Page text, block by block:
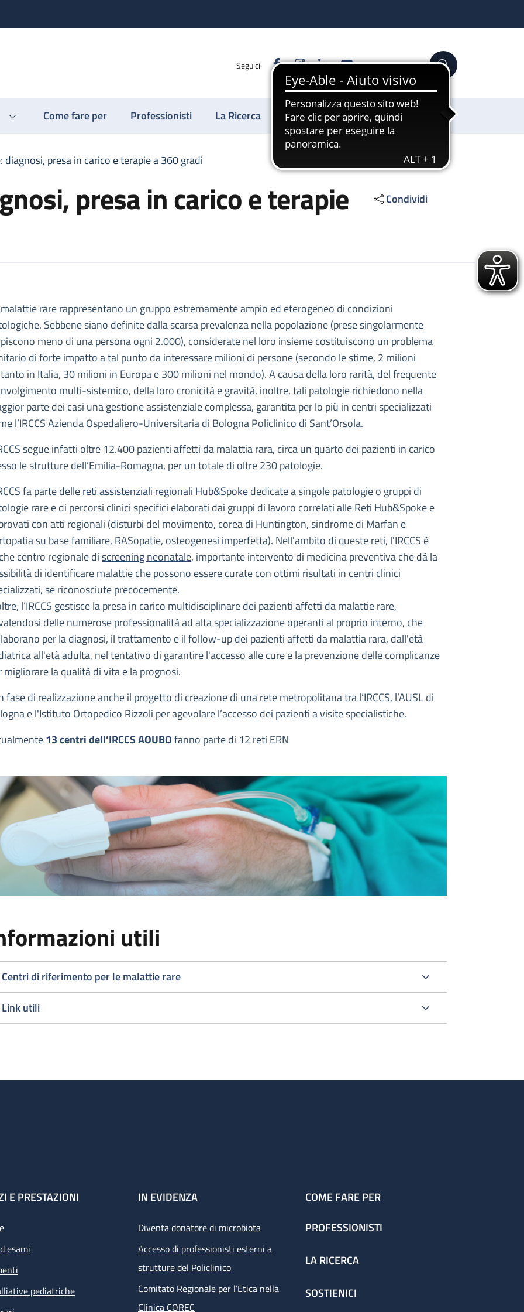
Seguici FacebookInstagram
LinkedinYouTube Cerca
Come fare per Professionisti La Ricerca Sostienici
diagnosi, presa in carico e terapie a 360 gradi
presa in carico e terapie Condividi
in carico e terapie a 360 gradi
presa in carico e terapie a 360 gradi
rare rappresentano un gruppo estremamente ampio ed eterogeneo di condizioni
Sebbene siano definite dalla scarsa prevalenza nella popolazione (prese singolarmente
meno di una persona ogni 2.000), considerate nel loro insieme costituiscono un problema
di forte impatto a tal punto da interessare milioni di persone (secondo le stime, 2 milioni
in Italia, 30 milioni in Europa e 300 milioni nel mondo). A causa della loro rarità, del frequente
multi-sistemico, della loro cronicità e gravità, inoltre, tali patologie richiedono nella
parte dei casi una gestione assistenziale complessa, garantita per lo più in centri specializzati
l’IRCCS Azienda Ospedaliero-Universitaria di Bologna Policlinico di Sant’Orsola.
segue infatti oltre 12.400 pazienti affetti da malattia rara, circa un quarto dei pazienti in carico
le strutture dell’Emilia-Romagna, per un totale di oltre 230 patologie.
fa parte dellereti assistenziali regionali Hub&Spokededicate a singole patologie o gruppi di
rare e di percorsi clinici specifici elaborati dai gruppi di lavoro correlati alle Reti Hub&Spoke e
con atti regionali (disturbi del movimento, corea di Huntington, sindrome di Marfan e
su base familiare, RASopatie, osteogenesi imperfetta). Nell'ambito di queste reti, l'IRCCS è
centro regionale discreening neonatale, importante intervento di medicina preventiva che dà la
di identificare malattie che possono essere curate con ottimi risultati in centri clinici
se riconosciute precocemente.
l’IRCCS gestisce la presa in carico multidisciplinare dei pazienti affetti da malattie rare,
delle numerose professionalità ad alta specializzazione operanti al proprio interno, che
per la diagnosi, il trattamento e il follow-up dei pazienti affetti da malattia rara, dall'età
all'età adulta, nel tentativo di garantire l'accesso alle cure e la prevenzione delle complicanze
migliorare la qualità di vita e la prognosi.
fase di realizzazione anche il progetto di creazione di una rete metropolitana tra l’IRCCS, l’AUSL di
e l'Istituto Ortopedico Rizzoli per agevolare l’accesso dei pazienti a visite specialistiche.
13 centri dell’IRCCS AOUBOfanno parte di 12 reti ERN
utili
Centri di riferimento per le malattie rare
Link utili
E PRESTAZIONI
esami
pediatriche
IN EVIDENZA
Diventa donatore di microbiota
Accesso di professionisti esterni a
strutture del Policlinico
Comitato Regionale per l’Etica nella
Clinica COREC
COME FARE PER
PROFESSIONISTI
LA RICERCA
SOSTIENICI